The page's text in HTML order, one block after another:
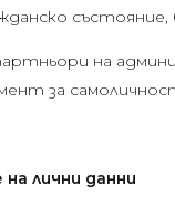
на
за
лични данни